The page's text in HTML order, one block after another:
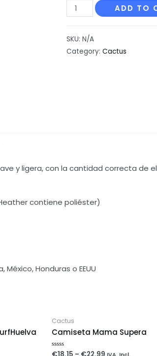
Camiseta
beach
quantity
ADD TO
SKU: N/A
Category: Cactus
y ligera, con la cantidad correcta de
contiene poliéster)
Honduras o EEUU
Cactus
Camiseta Mama Supera
Rated